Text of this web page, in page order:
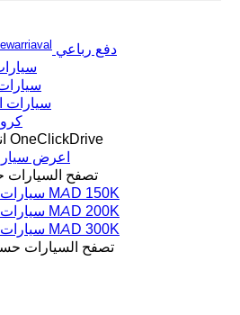
دفع رباعي
سيارات
انضم إلى منصة OneClickDrive
اعرض
تصفح السيارات
سيارات أقل من MAD 150K
سيارات أقل من MAD 200K
سيارات أقل من MAD 300K
تصفح السيارات